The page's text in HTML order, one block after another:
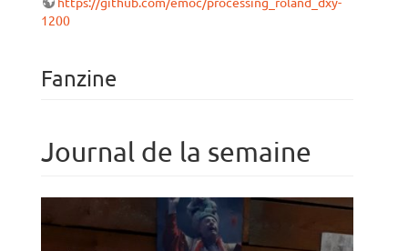
1200
Fanzine
Journal de la semaine